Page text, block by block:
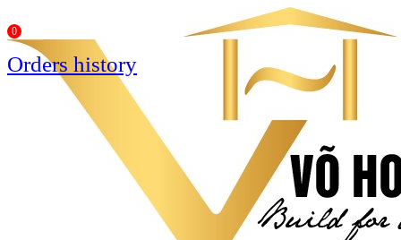
0
Orders history